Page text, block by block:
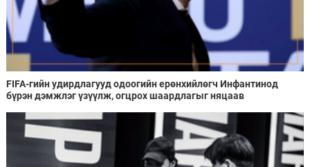
FIFA-гийн удирдлагууд одоогийн ерөнхийлөгч Инфантинод
бүрэн дэмжлэг үзүүлж, огцрох шаардлагыг няцаав